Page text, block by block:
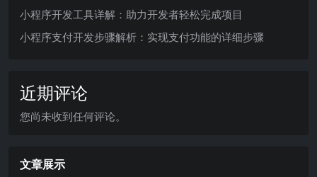
小程序开发工具详解：助力开发者轻松完成项目
小程序支付开发步骤解析：实现支付功能的详细步骤
近期评论
您尚未收到任何评论。
文章展示